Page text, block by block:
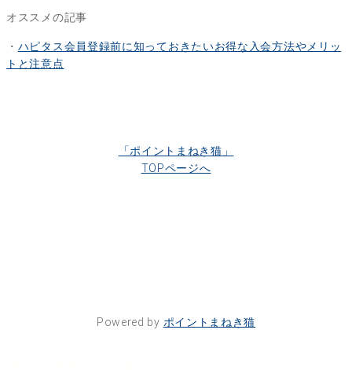
オススメの記事
・ ハピタス会員登録前に知っておきたいお得な入会方法やメリッ
トと注意点
「ポイントまねき猫」
TOPページへ
Powered by ポイントまねき猫